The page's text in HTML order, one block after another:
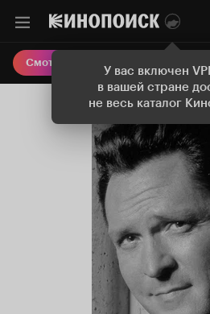
У вас включен
в вашей стране
не весь каталог
Смотреть кино Онлайн-